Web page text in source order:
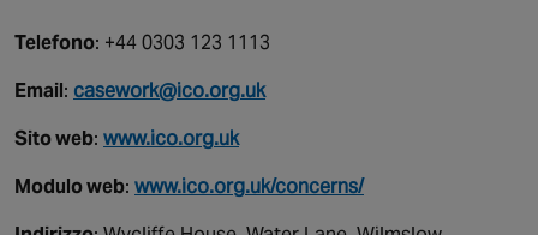
Telefono: +44 0303 123 1113
Email: casework@ico.org.uk
Sito web: www.ico.org.uk
Modulo web: www.ico.org.uk/concerns/